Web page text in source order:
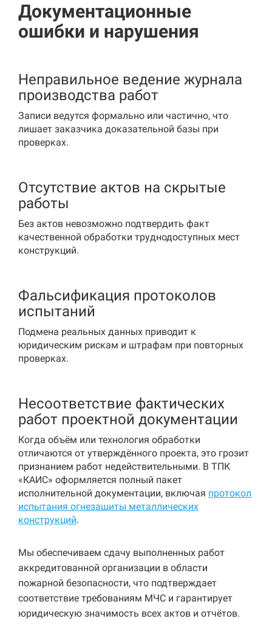
Документационные
ошибки и нарушения
Неправильное ведение журнала
производства работ
Записи ведутся формально или частично, что
лишает заказчика доказательной базы при
проверках.
Отсутствие актов на скрытые
работы
Без актов невозможно подтвердить факт
качественной обработки труднодоступных мест
конструкций.
Фальсификация протоколов
испытаний
Подмена реальных данных приводит к
юридическим рискам и штрафам при повторных
проверках.
Несоответствие фактических
работ проектной документации
Когда объём или технология обработки
отличаются от утверждённого проекта, это грозит
признанием работ недействительными. В ТПК
«КАИС» оформляется полный пакет
исполнительной документации, включая протокол
испытания огнезащиты металлических
конструкций.
Мы обеспечиваем сдачу выполненных работ
аккредитованной организации в области
пожарной безопасности, что подтверждает
соответствие требованиям МЧС и гарантирует
юридическую значимость всех актов и отчётов.